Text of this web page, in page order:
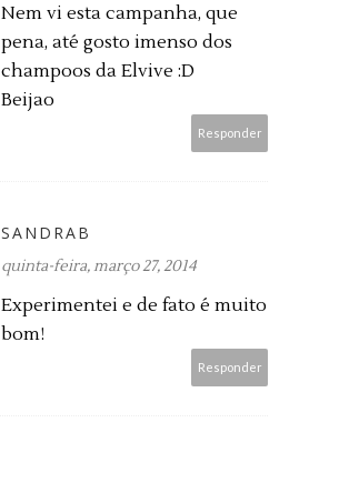
Nem vi esta campanha, que
pena, até gosto imenso dos
champoos da Elvive :D
Beijao
Responder
SANDRAB
quinta-feira, março 27, 2014
Experimentei e de fato é muito
bom!
Responder